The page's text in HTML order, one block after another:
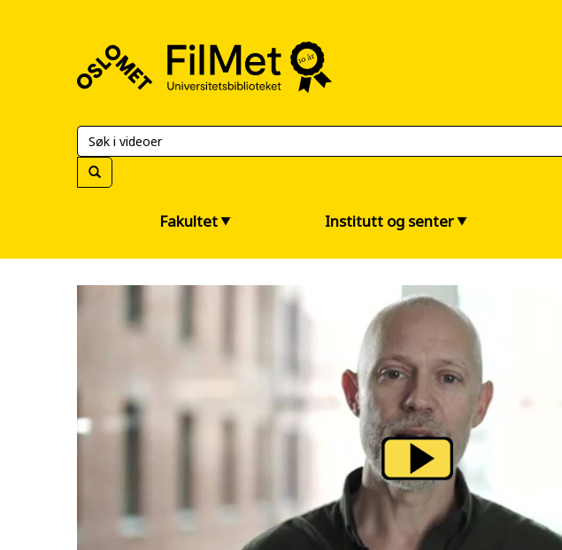
Universitetsbiblioteket
Fakultet Institutt og senter